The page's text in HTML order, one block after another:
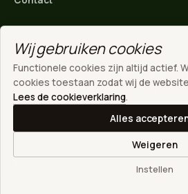
ACTIEF IN
Nijmegen·Arnhem Ede·
Gelderland·Noord-Brabant
© 2026 LoonBox B.V. · KvK: 42055741
Wij gebruiken cookies
Functionele cookies zijn altijd actief.
cookies toestaan zodat wij de
Lees de cookieverklaring.
Alles
Weigeren
Instellen